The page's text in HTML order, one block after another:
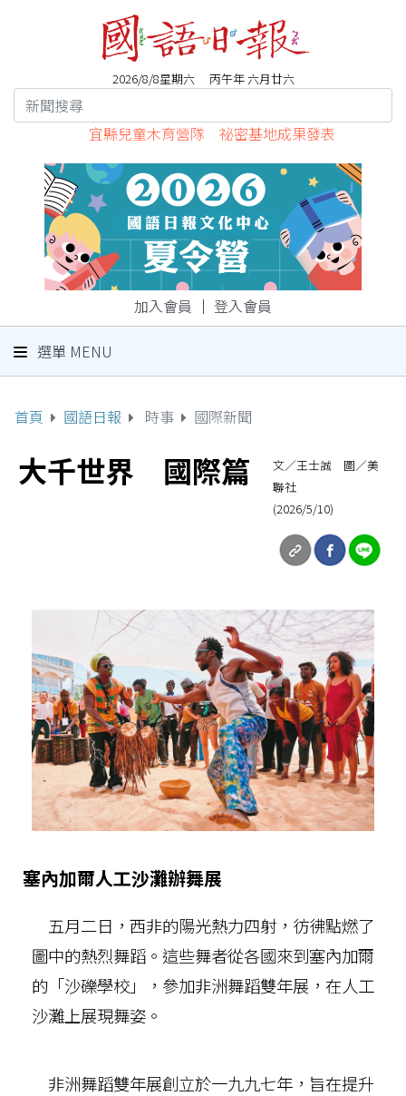
2026/8/8星期六 丙午年 六月廿六
宜縣兒童木育營隊 祕密基地成果發表
加入會員 ｜ 登入會員
選單 MENU
首頁 國語日報 時事 國際新聞
大千世界 國際篇
文／王士誠 圖／美
聯社
(2026/5/10)
塞內加爾人工沙灘辦舞展
五月二日，西非的陽光熱力四射，彷彿點燃了
圖中的熱烈舞蹈。這些舞者從各國來到塞內加爾
的「沙礫學校」，參加非洲舞蹈雙年展，在人工
沙灘上展現舞姿。
非洲舞蹈雙年展創立於一九九七年，旨在提升